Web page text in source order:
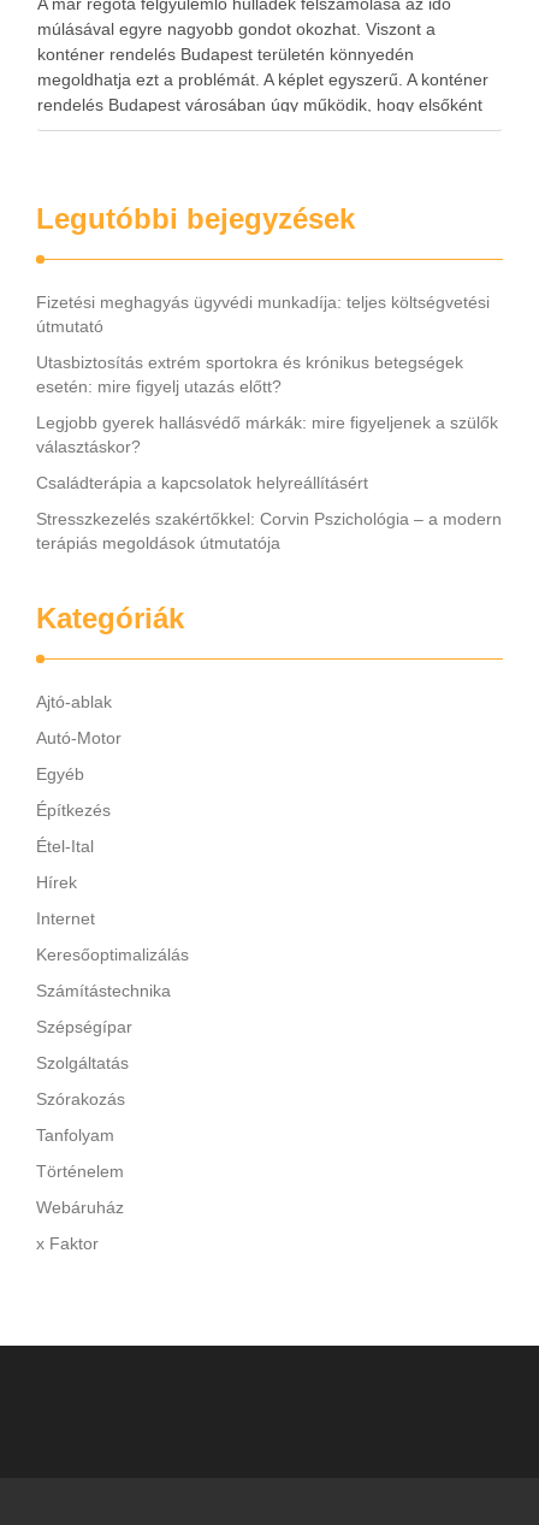
múlásával egyre nagyobb gondot okozhat. Viszont a
konténer rendelés Budapest területén könnyedén
megoldhatja ezt a problémát. A képlet egyszerű. A konténer
rendelés Budapest városában úgy működik, hogy elsőként
fel kell keresni a szemétszállítással foglalkozó vállalatot,
Legutóbbi bejegyzések
Fizetési meghagyás ügyvédi munkadíja: teljes költségvetési
útmutató
Utasbiztosítás extrém sportokra és krónikus betegségek
esetén: mire figyelj utazás előtt?
Legjobb gyerek hallásvédő márkák: mire figyeljenek a szülők
választáskor?
Családterápia a kapcsolatok helyreállításért
Stresszkezelés szakértőkkel: Corvin Pszichológia – a modern
terápiás megoldások útmutatója
Kategóriák
Ajtó-ablak
Autó-Motor
Egyéb
Építkezés
Étel-Ital
Hírek
Internet
Keresőoptimalizálás
Számítástechnika
Szépségípar
Szolgáltatás
Szórakozás
Tanfolyam
Történelem
Webáruház
x Faktor